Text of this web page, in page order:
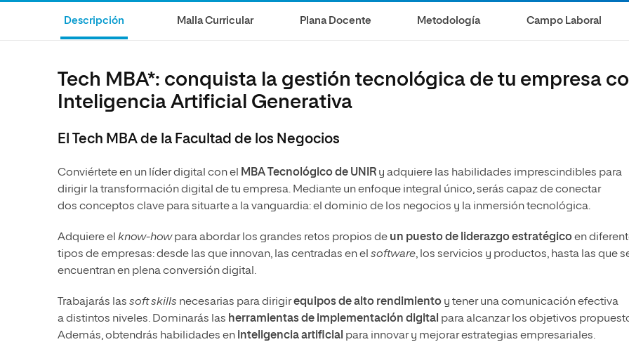
Internacionales
Artes
Ciencias Políticas y Relaciones
Humanidades
Diseño
Marketing y Comunicación
Artes
Internacionales
Humanidades
Ciencias Criminológicas y de la
Seguridad
Descripción Malla Curricular Plana Docente Metodología Campo Laboral
Tech MBA*: conquista la gestión tecnológica de tu empresa
Inteligencia Artificial Generativa
El Tech MBA de la Facultad de los Negocios
Conviértete en un líder digital con el MBA Tecnológico de UNIR y adquiere las habilidades imprescindibles para
dirigir la transformación digital de tu empresa. Mediante un enfoque integral único, serás capaz de conectar
dos conceptos clave para situarte a la vanguardia: el dominio de los negocios y la inmersión tecnológica.
Adquiere el know-howpara abordar los grandes retos propios de un puesto de liderazgo estratégicoen
tipos de empresas: desde las que innovan, las centradas en el software, los servicios y productos, hasta las que
encuentran en plena conversión digital.
Trabajarás las soft skills necesarias para dirigirequipos de alto rendimiento y tener una comunicación efectiva
a distintos niveles. Dominarás las herramientas de implementación digital para alcanzar los objetivos
Además, obtendrás habilidades en inteligencia artificial para innovar y mejorar estrategias empresariales.